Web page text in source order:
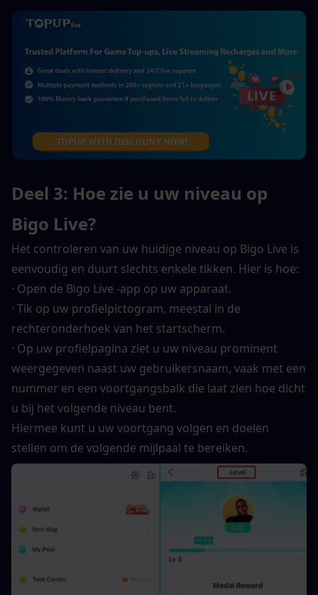
Deel 3: Hoe zie u uw niveau op
Bigo Live?
Het controleren van uw huidige niveau op Bigo Live is
eenvoudig en duurt slechts enkele tikken. Hier is hoe:
· Open de Bigo Live -app op uw apparaat.
· Tik op uw profielpictogram, meestal in de
rechteronderhoek van het startscherm.
· Op uw profielpagina ziet u uw niveau prominent
weergegeven naast uw gebruikersnaam, vaak met een
nummer en een voortgangsbalk die laat zien hoe dicht
u bij het volgende niveau bent.
Hiermee kunt u uw voortgang volgen en doelen
stellen om de volgende mijlpaal te bereiken.